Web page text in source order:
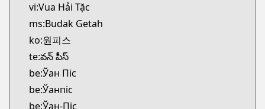
vi:Vua Hải Tặc
ms:Budak Getah
ko:원피스
te:వన్ పీస్
be:Ўан Піс
be:Ўанпіс
be:Ўан-Піс